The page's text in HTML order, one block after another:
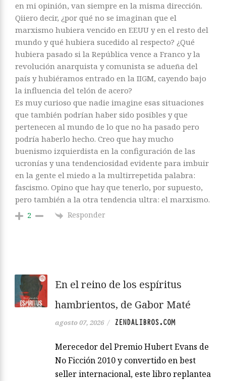
en mi opinión, van siempre en la misma dirección.
Qiiero decir, ¿por qué no se imaginan que el
marxismo hubiera vencido en EEUU y en el resto del
mundo y qué hubiera sucedido al respecto? ¿Qué
hubiera pasado si la República vence a Franco y la
revolución anarquista y comunista se adueña del
país y hubiéramos entrado en la IIGM, cayendo bajo
la influencia del telón de acero?
Es muy curioso que nadie imagine esas situaciones
que también podrían haber sido posibles y que
pertenecen al mundo de lo que no ha pasado pero
podría haberlo hecho. Creo que hay mucho
buenismo izquierdista en la configuración de las
ucronías y una tendenciosidad evidente para imbuir
en la gente el miedo a la multirrepetida palabra:
fascismo. Opino que hay que tenerlo, por supuesto,
pero también a la otra tendencia ultra: el marxismo.
2 Responder
En el reino de los espíritus
hambrientos, de Gabor Maté
agosto 07, 2026 / ZENDALIBROS.COM
Merecedor del Premio Hubert Evans de
No Ficción 2010 y convertido en best
seller internacional, este libro replantea